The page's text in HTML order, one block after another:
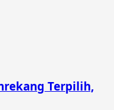
Terpilih,